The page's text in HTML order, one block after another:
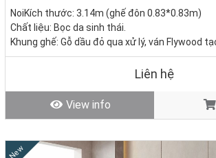
NoiKích thước: 3.14m (ghế đôn 0.83*0.83m)
Chất liệu: Bọc da sinh thái.
Khung ghế: Gỗ dầu đỏ qua xử lý, ván Flywood
Nệm ngồi: Mút D40 cao cấp
Liên hệ
View info
New